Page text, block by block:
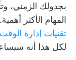
بجدولك الزمني،
المهام الأكثر
تقنيات إدارة الوقت
لكل هذا أنه